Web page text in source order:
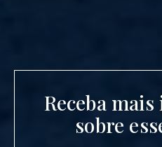
Receba
sobre